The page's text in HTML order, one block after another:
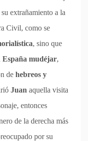
extrañamiento a la
Civil, como se
, sino que
España mudéjar,
de hebreos y
Juan aquella visita
entonces
de la derecha más
por su